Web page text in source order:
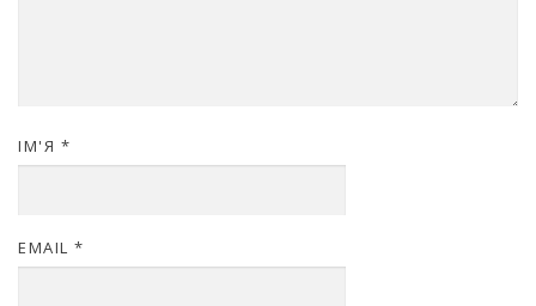
ІМ'Я *
EMAIL *